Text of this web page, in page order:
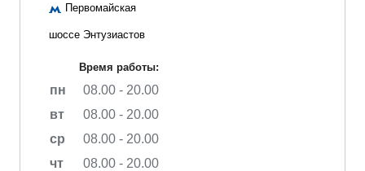
Первомайская
шоссе Энтузиастов
Время работы:
пн
08.00 - 20.00
вт
08.00 - 20.00
ср
08.00 - 20.00
чт
08.00 - 20.00